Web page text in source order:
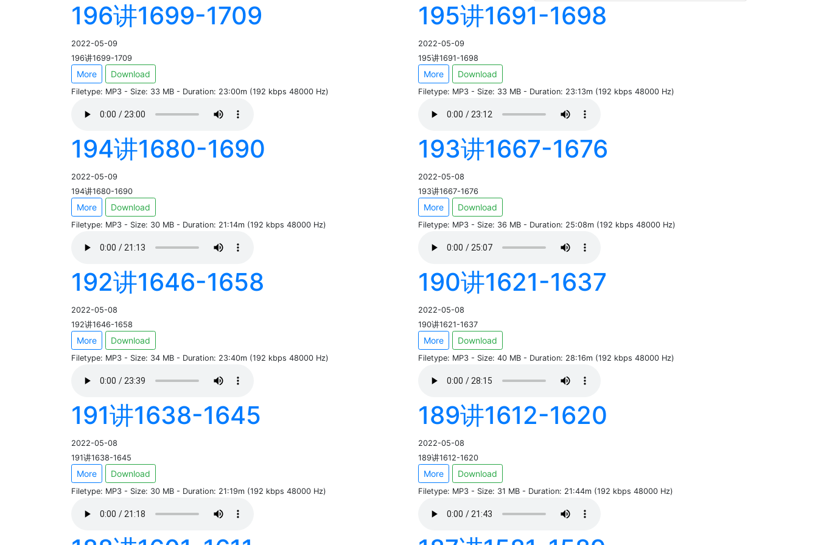
196讲1699-1709
2022-05-09
196讲1699-1709
More Download
Filetype: MP3 - Size: 33 MB - Duration: 23:00m (192 kbps 48000 Hz)
195讲1691-1698
2022-05-09
195讲1691-1698
More Download
Filetype: MP3 - Size: 33 MB - Duration: 23:13m (192 kbps 48000 Hz)
194讲1680-1690
2022-05-09
194讲1680-1690
More Download
Filetype: MP3 - Size: 30 MB - Duration: 21:14m (192 kbps 48000 Hz)
193讲1667-1676
2022-05-08
193讲1667-1676
More Download
Filetype: MP3 - Size: 36 MB - Duration: 25:08m (192 kbps 48000 Hz)
192讲1646-1658
2022-05-08
192讲1646-1658
More Download
Filetype: MP3 - Size: 34 MB - Duration: 23:40m (192 kbps 48000 Hz)
190讲1621-1637
2022-05-08
190讲1621-1637
More Download
Filetype: MP3 - Size: 40 MB - Duration: 28:16m (192 kbps 48000 Hz)
191讲1638-1645
2022-05-08
191讲1638-1645
More Download
Filetype: MP3 - Size: 30 MB - Duration: 21:19m (192 kbps 48000 Hz)
189讲1612-1620
2022-05-08
189讲1612-1620
More Download
Filetype: MP3 - Size: 31 MB - Duration: 21:44m (192 kbps 48000 Hz)